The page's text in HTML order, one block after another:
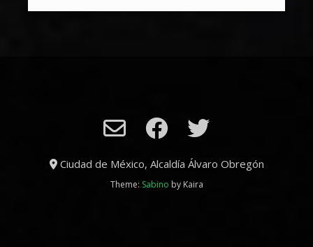
Ciudad de México, Alcaldía Álvaro Obregón
Theme: Sabino by Kaira